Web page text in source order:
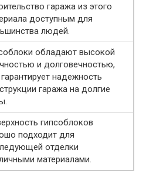
гаража из этого
доступным для
людей.
обладают высокой
и долговечностью,
надежность
гаража на долгие
гипсоблоков
подходит для
отделки
материалами.